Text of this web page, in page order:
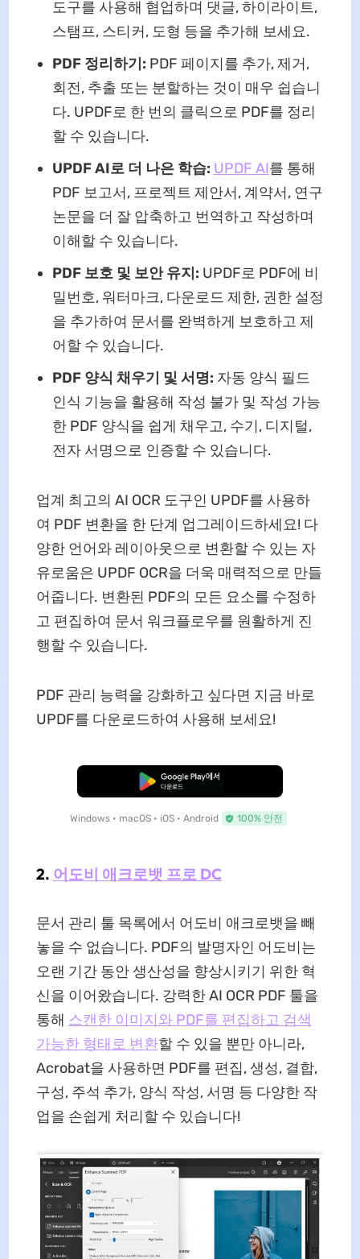
도구를 사용해 협업하며 댓글, 하이라이트,
스탬프, 스티커, 도형 등을 추가해 보세요.
PDF 정리하기: PDF 페이지를 추가, 제거,
회전, 추출 또는 분할하는 것이 매우 쉽습니
다. UPDF로 한 번의 클릭으로 PDF를 정리
할 수 있습니다.
UPDF AI로 더 나은 학습: UPDF AI를 통해
PDF 보고서, 프로젝트 제안서, 계약서, 연구
논문을 더 잘 압축하고 번역하고 작성하며
이해할 수 있습니다.
PDF 보호 및 보안 유지: UPDF로 PDF에 비
밀번호, 워터마크, 다운로드 제한, 권한 설정
을 추가하여 문서를 완벽하게 보호하고 제
어할 수 있습니다.
PDF 양식 채우기 및 서명: 자동 양식 필드
인식 기능을 활용해 작성 불가 및 작성 가능
한 PDF 양식을 쉽게 채우고, 수기, 디지털,
전자 서명으로 인증할 수 있습니다.
업계 최고의 AI OCR 도구인 UPDF를 사용하
여 PDF 변환을 한 단계 업그레이드하세요! 다
양한 언어와 레이아웃으로 변환할 수 있는 자
유로움은 UPDF OCR을 더욱 매력적으로 만들
어줍니다. 변환된 PDF의 모든 요소를 수정하
고 편집하여 문서 워크플로우를 원활하게 진
행할 수 있습니다.
PDF 관리 능력을 강화하고 싶다면 지금 바로
UPDF를 다운로드하여 사용해 보세요!
무료로 다운로드
Windows • macOS • iOS • Android 100% 안전
2. 어도비 애크로뱃 프로 DC
문서 관리 툴 목록에서 어도비 애크로뱃을 빼
놓을 수 없습니다. PDF의 발명자인 어도비는
오랜 기간 동안 생산성을 향상시키기 위한 혁
신을 이어왔습니다. 강력한 AI OCR PDF 툴을
통해 스캔한 이미지와 PDF를 편집하고 검색
가능한 형태로 변환할 수 있을 뿐만 아니라,
Acrobat을 사용하면 PDF를 편집, 생성, 결합,
구성, 주석 추가, 양식 작성, 서명 등 다양한 작
업을 손쉽게 처리할 수 있습니다!